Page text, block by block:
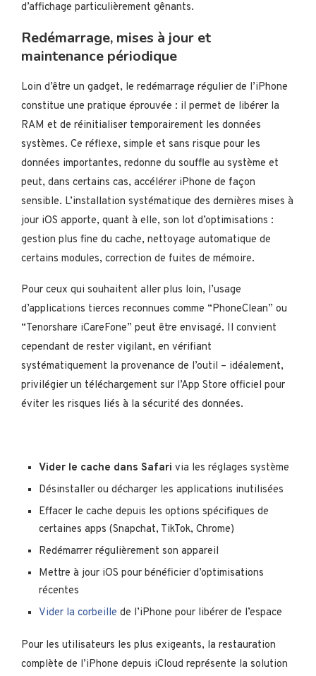
d’affichage particulièrement gênants.
Redémarrage, mises à jour et
maintenance périodique
Loin d’être un gadget, le redémarrage régulier de l’iPhone
constitue une pratique éprouvée : il permet de libérer la
RAM et de réinitialiser temporairement les données
systèmes. Ce réflexe, simple et sans risque pour les
données importantes, redonne du souffle au système et
peut, dans certains cas, accélérer iPhone de façon
sensible. L’installation systématique des dernières mises à
jour iOS apporte, quant à elle, son lot d’optimisations :
gestion plus fine du cache, nettoyage automatique de
certains modules, correction de fuites de mémoire.
Pour ceux qui souhaitent aller plus loin, l’usage
d’applications tierces reconnues comme “PhoneClean” ou
“Tenorshare iCareFone” peut être envisagé. Il convient
cependant de rester vigilant, en vérifiant
systématiquement la provenance de l’outil – idéalement,
privilégier un téléchargement sur l’App Store officiel pour
éviter les risques liés à la sécurité des données.
Vider le cache dans Safari via les réglages système
Désinstaller ou décharger les applications inutilisées
Effacer le cache depuis les options spécifiques de
certaines apps (Snapchat, TikTok, Chrome)
Redémarrer régulièrement son appareil
Mettre à jour iOS pour bénéficier d’optimisations
récentes
Vider la corbeille de l’iPhone pour libérer de l’espace
Pour les utilisateurs les plus exigeants, la restauration
complète de l’iPhone depuis iCloud représente la solution